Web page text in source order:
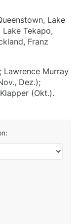
Lake
Tekapo,
Franz
Lawrence Murray
Dez.);
(Okt.).